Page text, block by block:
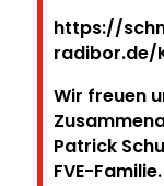
https://
radibor.de/
Wir freuen
Patrick
FVE-Familie.